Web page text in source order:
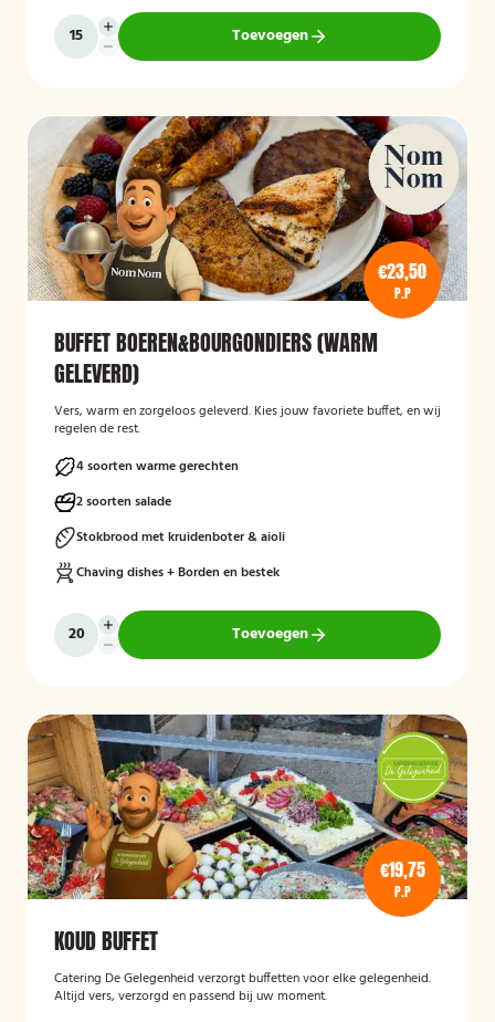
Toevoegen
€23,50
P.P
BUFFET BOEREN&BOURGONDIERS (WARM
GELEVERD)
Vers, warm en zorgeloos geleverd. Kies jouw favoriete buffet, en wij
regelen de rest.
4 soorten warme gerechten
2 soorten salade
Stokbrood met kruidenboter & aioli
Chaving dishes + Borden en bestek
Toevoegen
€19,75
P.P
KOUD BUFFET
Catering De Gelegenheid verzorgt buffetten voor elke gelegenheid.
Altijd vers, verzorgd en passend bij uw moment.